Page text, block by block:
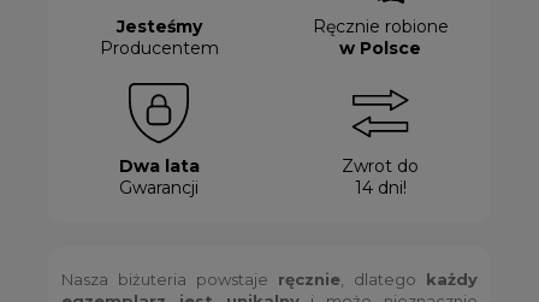
Jesteśmy
Producentem
Ręcznie robione
w Polsce
Dwa lata
Gwarancji
Zwrot do
14 dni!
Nasza biżuteria powstaje ręcznie, dlatego każdy